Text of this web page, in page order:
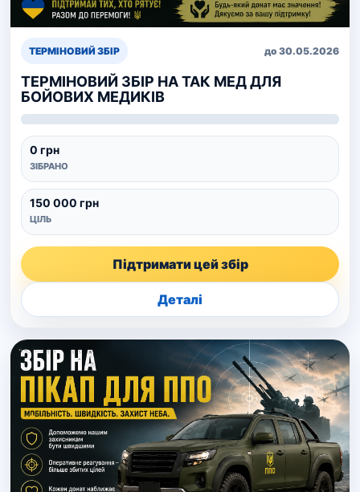
ТЕРМІНОВИЙ ЗБІР до 30.05.2026
ТЕРМІНОВИЙ ЗБІР НА ТАК МЕД ДЛЯ
БОЙОВИХ МЕДИКІВ
0 грн
ЗІБРАНО
150 000 грн
ЦІЛЬ
Підтримати цей збір
Деталі